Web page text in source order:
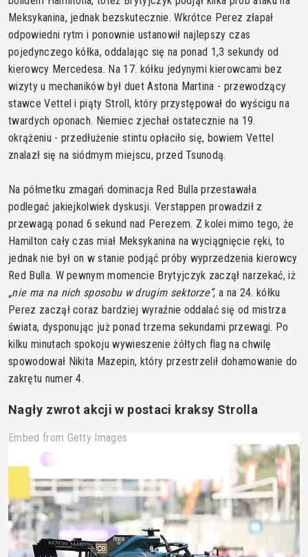
Meksykanina, jednak bezskutecznie. Wkrótce Perez złapał
odpowiedni rytm i ponownie ustanowił najlepszy czas
pojedynczego kółka, oddalając się na ponad 1,3 sekundy od
kierowcy Mercedesa. Na 17. kółku jedynymi kierowcami bez
wizyty u mechaników był duet Astona Martina - przewodzący
stawce Vettel i piąty Stroll, który przystępował do wyścigu na
twardych oponach. Niemiec zjechał ostatecznie na 19.
okrążeniu - przedłużenie stintu opłaciło się, bowiem Vettel
znalazł się na siódmym miejscu, przed Tsunodą.
Na półmetku zmagań dominacja Red Bulla przestawała
podlegać jakiejkolwiek dyskusji. Verstappen prowadził z
przewagą ponad 6 sekund nad Perezem. Z kolei mimo tego, że
Hamilton cały czas miał Meksykanina na wyciągnięcie ręki, to
jednak nie był on w stanie podjąć próby wyprzedzenia kierowcy
Red Bulla. W pewnym momencie Brytyjczyk zaczął narzekać, iż
nie ma na nich sposobu w drugim sektorze , a na 24. kółku
Perez zaczął coraz bardziej wyraźnie oddalać się od mistrza
świata, dysponując już ponad trzema sekundami przewagi. Po
kilku minutach spokoju wywieszenie żółtych flag na chwilę
spowodował Nikita Mazepin, który przestrzelił dohamowanie do
zakrętu numer 4.
Nagły zwrot akcji w postaci kraksy Strolla
Embed from Getty Images